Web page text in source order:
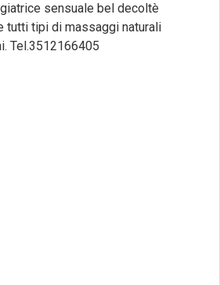
sensuale bel decoltè
tutti tipi di massaggi naturali
Tel.3512166405